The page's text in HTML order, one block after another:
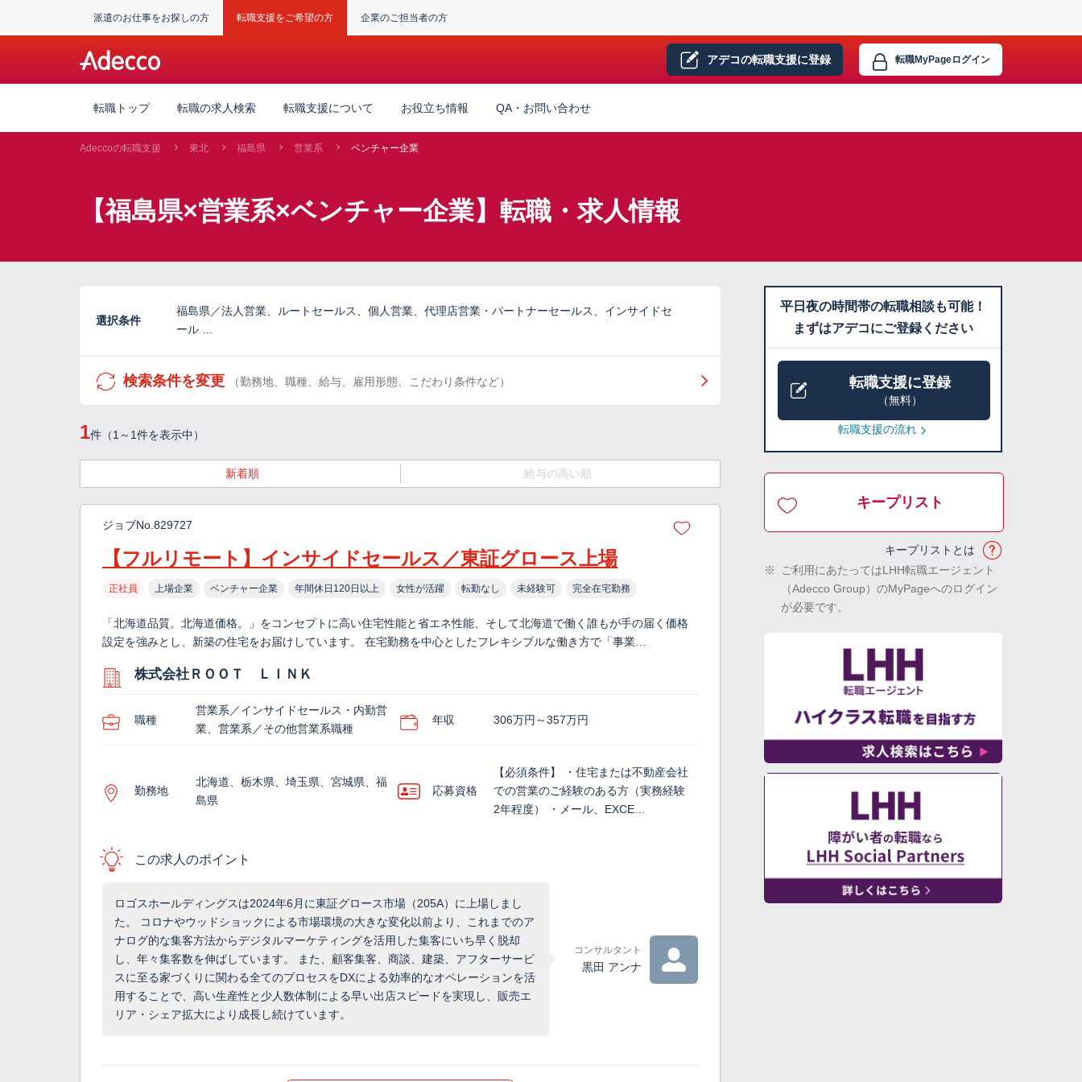
派遣のお仕事をお探しの方 転職支援をご希望の方 企業のご担当者の方
アデコの転職支援に登録 転職MyPageログイン
転職トップ 転職の求人検索 転職支援について お役立ち情報 QA・お問い合わせ
Adeccoの転職支援 東北 福島県 営業系 ベンチャー企業
【福島県×営業系×ベンチャー企業】転職・求人情報
選択条件
福島県／法人営業、ルートセールス、個人営業、代理店営業・パートナーセールス、インサイドセ
ール …
検索条件を変更 （勤務地、職種、給与、雇用形態、こだわり条件など）
1件（1～1件を表示中）
新着順 給与の高い順
ジョブNo.829727
【フルリモート】インサイドセールス／東証グロース上場
正社員 上場企業 ベンチャー企業 年間休日120日以上 女性が活躍 転勤なし 未経験可 完全在宅勤務
「北海道品質。北海道価格。」をコンセプトに高い住宅性能と省エネ性能、そして北海道で働く誰もが手の届く価格
設定を強みとし、新築の住宅をお届けしています。 在宅勤務を中心としたフレキシブルな働き方で「事業…
株式会社ＲＯＯＴ ＬＩＮＫ
職種
営業系／インサイドセールス・内勤営
業、営業系／その他営業系職種
年収 306万円～357万円
勤務地
北海道、栃木県、埼玉県、宮城県、福
島県
応募資格
【必須条件】 ・住宅または不動産会社
での営業のご経験のある方（実務経験
2年程度） ・メール、EXCE…
この求人のポイント
ロゴスホールディングスは2024年6月に東証グロース市場（205A）に上場しまし
た。 コロナやウッドショックによる市場環境の大きな変化以前より、これまでのア
ナログ的な集客方法からデジタルマーケティングを活用した集客にいち早く脱却
し、年々集客数を伸ばしています。 また、顧客集客、商談、建築、アフターサービ
スに至る家づくりに関わる全てのプロセスをDXによる効率的なオペレーションを活
用することで、高い生産性と少人数体制による早い出店スピードを実現し、販売エ
リア・シェア拡大により成長し続けています。
コンサルタント
黒田 アンナ
平日夜の時間帯の転職相談も可能！
まずはアデコにご登録ください
転職支援に登録
（無料）
転職支援の流れ
キープリスト
キープリストとは
※
ご利用にあたってはLHH転職エージェント
（Adecco Group）のMyPageへのログイン
が必要です。